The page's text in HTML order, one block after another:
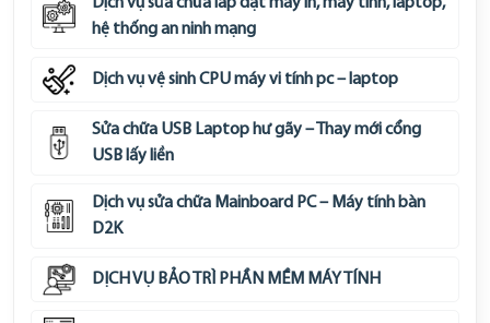
hệ thống an ninh mạng
Dịch vụ vệ sinh CPU máy vi tính pc – laptop
Sửa chữa USB Laptop hư gãy – Thay mới cổng
USB lấy liền
Dịch vụ sửa chữa Mainboard PC – Máy tính bàn
D2K
DỊCH VỤ BẢO TRÌ PHẦN MỀM MÁY TÍNH